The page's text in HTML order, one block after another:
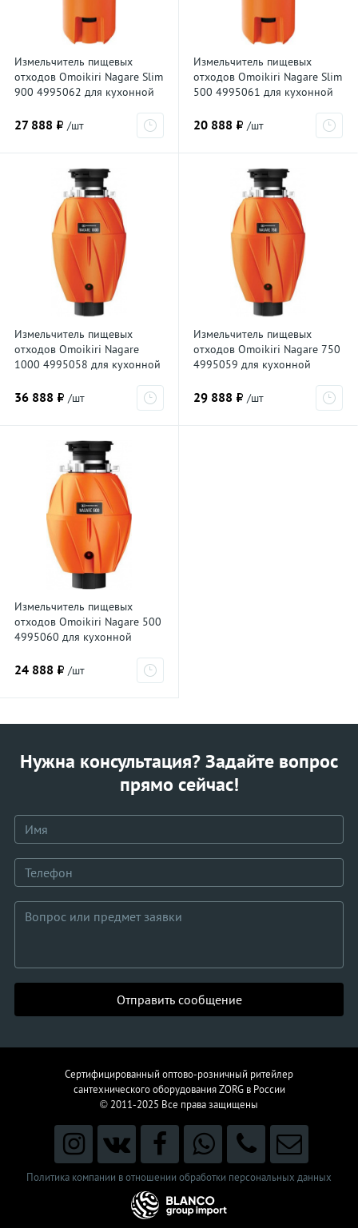
Измельчитель пищевых
отходов Omoikiri Nagare Slim
900 4995062 для кухонной
27 888 ₽ /шт
Измельчитель пищевых
отходов Omoikiri Nagare Slim
500 4995061 для кухонной
20 888 ₽ /шт
Измельчитель пищевых
отходов Omoikiri Nagare
1000 4995058 для кухонной
36 888 ₽ /шт
Измельчитель пищевых
отходов Omoikiri Nagare 750
4995059 для кухонной
29 888 ₽ /шт
Измельчитель пищевых
отходов Omoikiri Nagare 500
4995060 для кухонной
24 888 ₽ /шт
Нужна консультация? Задайте вопрос
прямо сейчас!
Отправить сообщение
Сертифицированный оптово-розничный ритейлер
сантехническогооборудованияZORG в России
© 2011-2025 Все права защищены
Политика компании в отношении обработки персональных данных